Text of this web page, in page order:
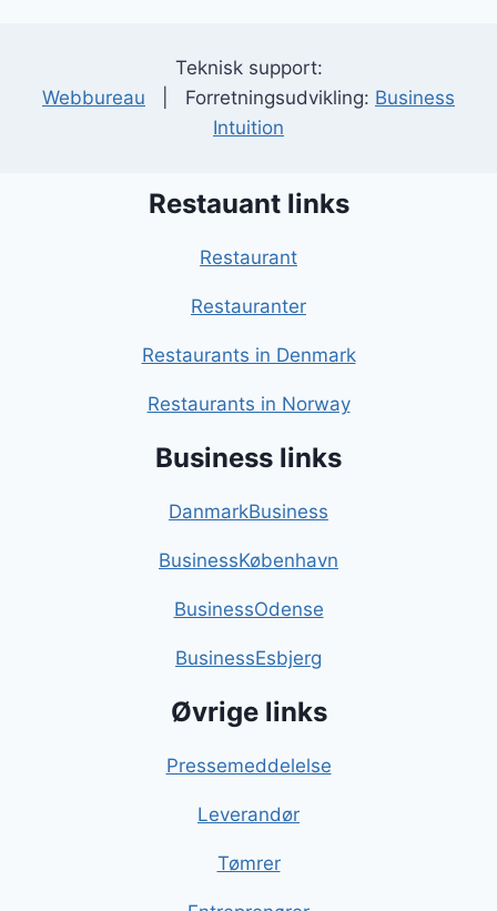
Teknisk support:
Webbureau | Forretningsudvikling: Business
Intuition
Restauant links
Restaurant
Restauranter
Restaurants in Denmark
Restaurants in Norway
Business links
DanmarkBusiness
BusinessKøbenhavn
BusinessOdense
BusinessEsbjerg
Øvrige links
Pressemeddelelse
Leverandør
Tømrer